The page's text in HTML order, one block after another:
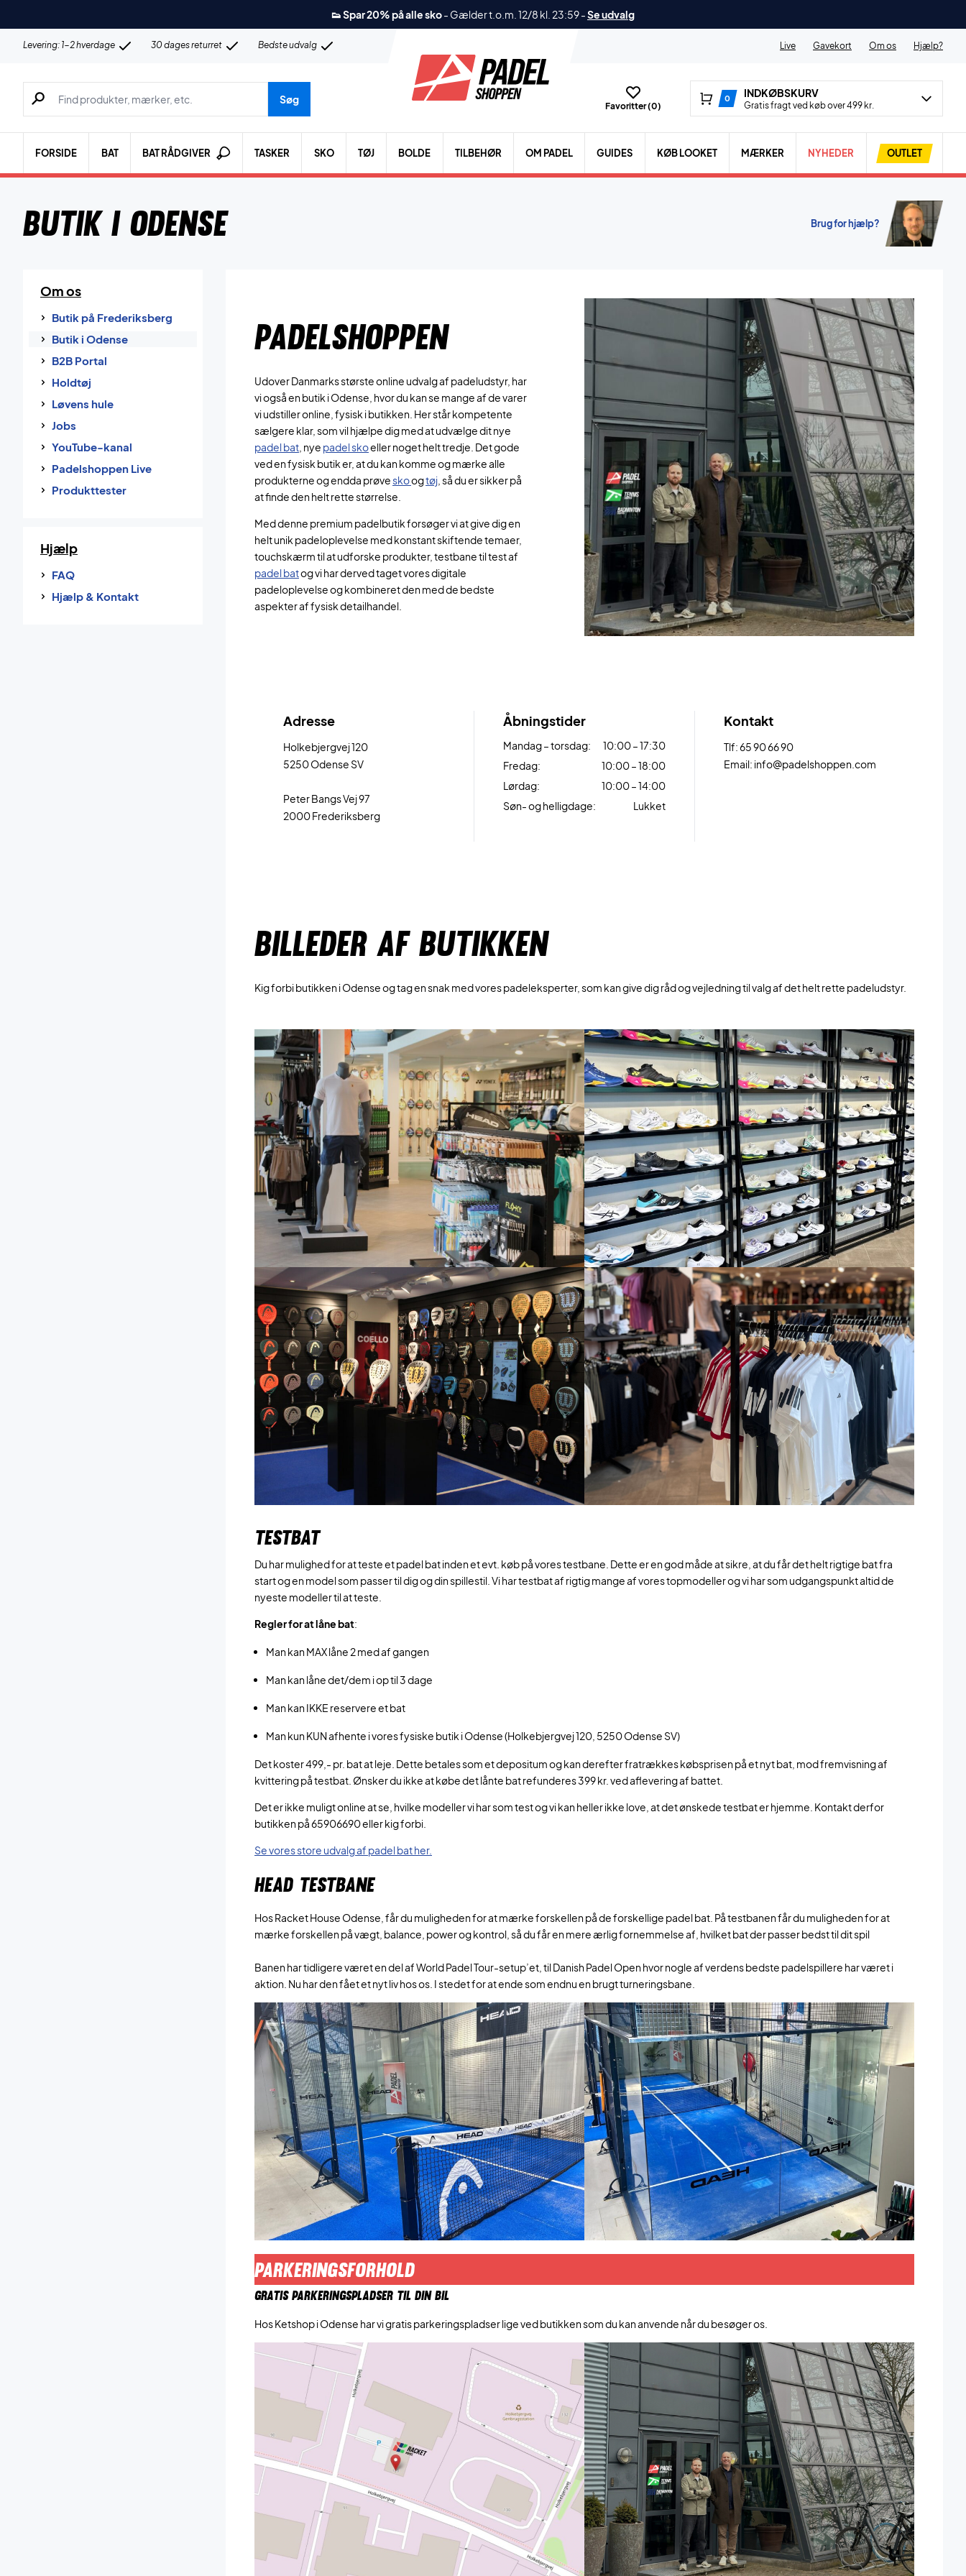
👟 Spar 20% på alle sko- Gælder t.o.m. 12/8 kl. 23:59-Se udvalg
Levering: 1-2 hverdage 30 dages returret Bedste udvalg Live Gavekort Om os Hjælp?
Søg efter produkter, mærker etc.
Søg
Favoritter (0)
0 INDKØBSKURV
Gratis fragt ved køb over 499 kr.
FORSIDE BAT BAT RÅDGIVER TASKER SKO TØJ BOLDE TILBEHØR OM PADEL GUIDES KØB LOOKET MÆRKER NYHEDER OUTLET
Butik i Odense Brug for hjælp?
Om os
Butik på Frederiksberg
Butik i Odense
B2B Portal
Holdtøj
Løvens hule
Jobs
YouTube-kanal
Padelshoppen Live
Produkttester
Hjælp
FAQ
Hjælp & Kontakt
PADELSHOPPEN
Udover Danmarks største online udvalg af padeludstyr, har
vi også en butik i Odense, hvor du kan se mange af de varer
vi udstiller online, fysisk i butikken. Her står kompetente
sælgere klar, som vil hjælpe dig med at udvælge dit nye
padel bat , nye padel skoeller noget helt tredje. Det gode
ved en fysisk butik er, at du kan komme og mærke alle
produkterne og endda prøve skoogtøj , så du er sikker på
at finde den helt rette størrelse.
Med denne premium padelbutik forsøger vi at give dig en
helt unik padeloplevelse med konstant skiftende temaer,
touchskærm til at udforske produkter, testbane til test af
padel batog vi har derved taget vores digitale
padeloplevelse og kombineret den med de bedste
aspekter af fysisk detailhandel.
Adresse
Holkebjergvej 120
5250 Odense SV
Peter Bangs Vej 97
2000 Frederiksberg
Åbningstider
Mandag – torsdag:
10:00 – 17:30
Fredag:
10:00 – 18:00
Lørdag:
10:00 – 14:00
Søn- og helligdage:
Lukket
Kontakt
Tlf: 65 90 66 90
Email: info@padelshoppen.com
BILLEDER AF BUTIKKEN
Kig forbi butikken i Odense og tag en snak med vores padeleksperter, som kan give dig råd og vejledning til valg af det helt rette padeludstyr.
TESTBAT
Du har mulighed for at teste et padel bat inden et evt. køb på vores testbane. Dette er en god måde at sikre, at du får det helt rigtige bat fra
start og en model som passer til dig og din spillestil. Vi har testbat af rigtig mange af vores topmodeller og vi har som udgangspunkt altid de
nyeste modeller til at teste.
Regler for at låne bat:
Man kan MAX låne 2 med af gangen
Man kan låne det/dem i op til 3 dage
Man kan IKKE reservere et bat
Man kun KUN afhente i vores fysiske butik i Odense (Holkebjergvej 120, 5250 Odense SV)
Det koster 499,- pr. bat at leje. Dette betales som et depositum og kan derefter fratrækkes købsprisen på et nyt bat, mod fremvisning af
kvittering på testbat. Ønsker du ikke at købe det lånte bat refunderes 399 kr. ved aflevering af battet.
Det er ikke muligt online at se, hvilke modeller vi har som test og vi kan heller ikke love, at det ønskede testbat er hjemme. Kontakt derfor
butikken på 65906690 eller kig forbi.
Se vores store udvalg af padel bat her.
HEAD TESTBANE
Hos Racket House Odense, får du muligheden for at mærke forskellen på de forskellige padel bat. På testbanen får du muligheden for at
mærke forskellen på vægt, balance, power og kontrol, så du får en mere ærlig fornemmelse af, hvilket bat der passer bedst til dit spil
Banen har tidligere været en del af World Padel Tour-setup’et, til Danish Padel Open hvor nogle af verdens bedste padelspillere har været i
aktion. Nu har den fået et nyt liv hos os. I stedet for at ende som endnu en brugt turneringsbane.
PARKERINGSFORHOLD
GRATIS PARKERINGSPLADSER TIL DIN BIL
Hos Ketshop i Odense har vi gratis parkeringspladser lige ved butikken som du kan anvende når du besøger os.